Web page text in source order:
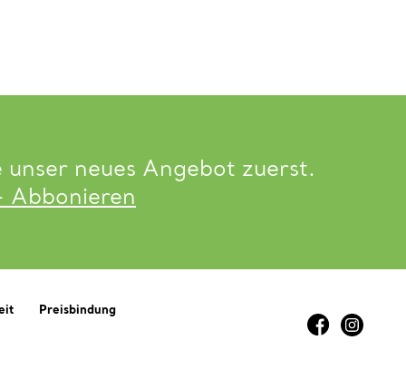
unser neues Angebot zuerst.
Abbonieren
Preisbindung